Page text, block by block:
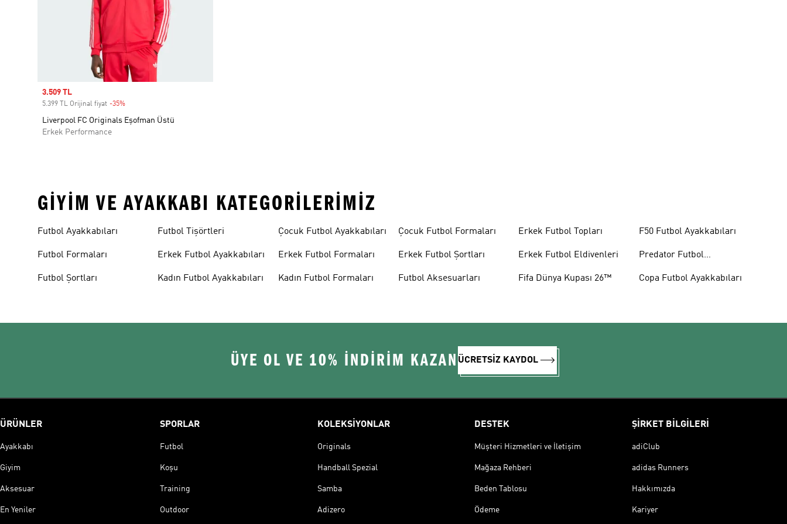
Sale price
3.509 TL
5.399 TL Orijinal fiyat -35%
Liverpool FC Originals Eşofman Üstü
Erkek Performance
GIYIM VE AYAKKABI KATEGORILERIMIZ
Futbol Ayakkabıları
Futbol Formaları
Futbol Şortları
Futbol Tişörtleri
Erkek Futbol Ayakkabıları
Kadın Futbol Ayakkabıları
Çocuk Futbol Ayakkabıları
Erkek Futbol Formaları
Kadın Futbol Formaları
Çocuk Futbol Formaları
Erkek Futbol Şortları
Futbol Aksesuarları
Erkek Futbol Topları
Erkek Futbol Eldivenleri
Fifa Dünya Kupası 26™
F50 Futbol Ayakkabıları
Predator Futbol
Copa Futbol Ayakkabıları
ÜYE OL VE 10% İNDİRİM KAZAN ÜCRETSİZ KAYDOL
ÜRÜNLER
Ayakkabı
Giyim
Aksesuar
En Yeniler
SPORLAR
Futbol
Koşu
Training
Outdoor
KOLEKSİYONLAR
Originals
Handball Spezial
Samba
Adizero
DESTEK
Müşteri Hizmetleri ve İletişim
Mağaza Rehberi
Beden Tablosu
Ödeme
ŞİRKET BİLGİLERİ
adiClub
adidas Runners
Hakkımızda
Kariyer